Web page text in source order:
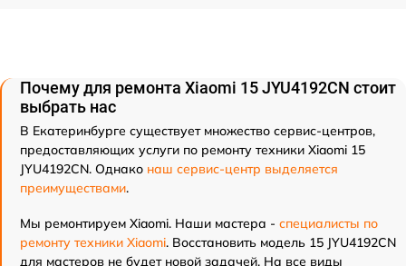
Почему для ремонта Xiaomi 15 JYU4192CN стоит
выбрать нас
В Екатеринбурге существует множество сервис-центров,
предоставляющих услуги по ремонту техники Xiaomi 15
JYU4192CN. Однако наш сервис-центр выделяется
преимуществами.
Мы ремонтируем Xiaomi. Наши мастера - специалисты по
ремонту техники Xiaomi. Восстановить модель 15 JYU4192CN
для мастеров не будет новой задачей. На все виды